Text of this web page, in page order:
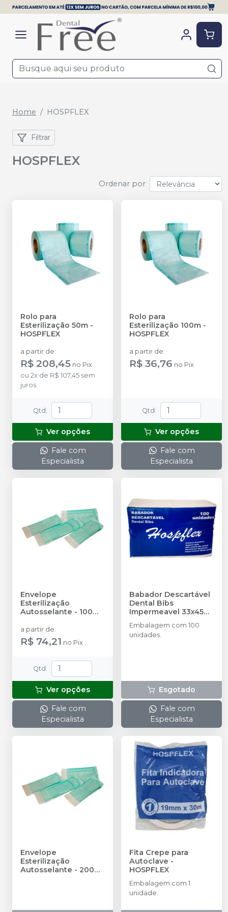
Home HOSPFLEX
Filtrar
HOSPFLEX
Ordenar por
Rolo para
Esterilização 50m -
HOSPFLEX
a partir de:
R$ 208,45 no Pix
ou 2x de R$ 107,45 sem
juros
Qtd :
Ver opções
Fale com
Especialista
Rolo para
Esterilização 100m -
HOSPFLEX
a partir de:
R$ 36,76 no Pix
Qtd :
Ver opções
Fale com
Especialista
Envelope
Esterilização
Autosselante - 100
a partir de:
R$ 74,21 no Pix
Qtd :
Ver opções
Fale com
Especialista
Babador Descartável
Dental Bibs
Impermeavel 33x45
cm
HOSPFLEX
Embalagem com 100
unidades.
Esgotado
Fale com
Especialista
Envelope
Esterilização
Autosselante - 200
Fita Crepe para
Autoclave -
HOSPFLEX
Embalagem com 1
unidade.